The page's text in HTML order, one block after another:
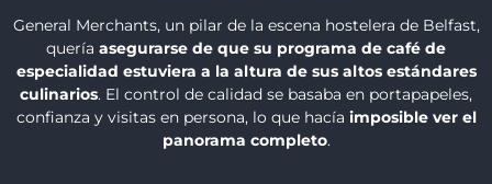
General Merchants, un pilar de la escena hostelera de Belfast,
quería asegurarse de que su programa de café de
especialidad estuviera a la altura de sus altos estándares
culinarios. El control de calidad se basaba en portapapeles,
confianza y visitas en persona, lo que hacía imposible ver el
panorama completo.